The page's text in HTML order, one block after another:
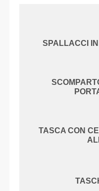
SPALLACCI
TASCA CON